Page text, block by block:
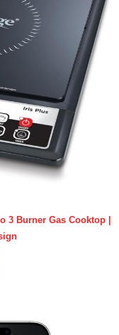
3 Burner Gas Cooktop |